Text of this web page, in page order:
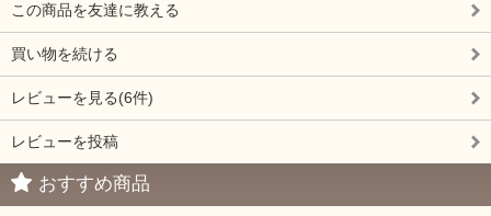
この商品を友達に教える
買い物を続ける
レビューを見る(6件)
レビューを投稿
おすすめ商品